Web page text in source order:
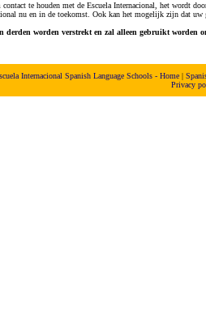
te houden met de Escuela Internacional, het wordt
nu en in de toekomst. Ook kan het mogelijk zijn dat
worden verstrekt en zal alleen gebruikt worden
Internacional Spanish Language Schools - Home |
Privacy